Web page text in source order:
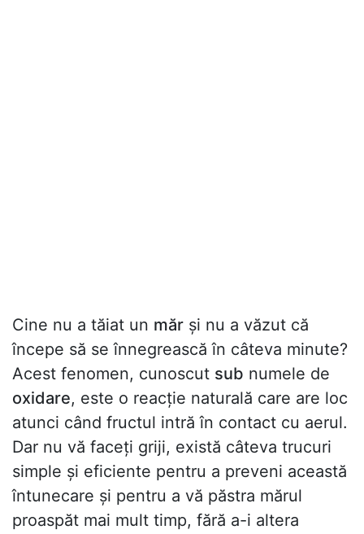
Cine nu a tăiat un măr și nu a văzut că
începe să se înnegrească în câteva minute?
Acest fenomen, cunoscut sub numele de
oxidare, este o reacție naturală care are loc
atunci când fructul intră în contact cu aerul.
Dar nu vă faceți griji, există câteva trucuri
simple și eficiente pentru a preveni această
întunecare și pentru a vă păstra mărul
proaspăt mai mult timp, fără a-i altera